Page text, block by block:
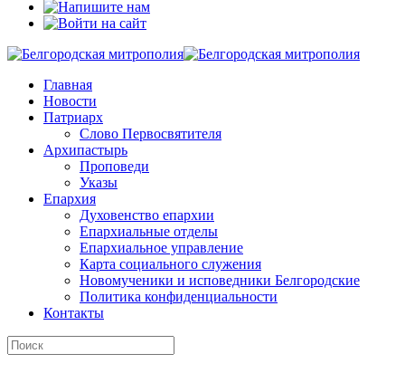
Главная
Новости
Патриарх
Слово Первосвятителя
Архипастырь
Проповеди
Указы
Епархия
Духовенство епархии
Епархиальные отделы
Епархиальное управление
Карта социального служения
Новомученики и исповедники Белгородские
Политика конфиденциальности
Контакты